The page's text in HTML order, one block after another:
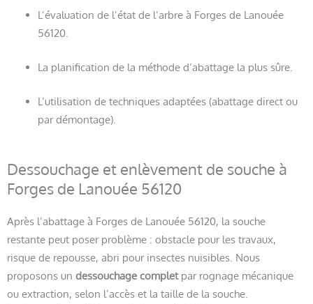
L’évaluation de l’état de l’arbre à Forges de Lanouée
56120.
La planification de la méthode d’abattage la plus sûre.
L’utilisation de techniques adaptées (abattage direct ou
par démontage).
Dessouchage et enlèvement de souche à
Forges de Lanouée 56120
Après l’abattage à Forges de Lanouée 56120, la souche
restante peut poser problème : obstacle pour les travaux,
risque de repousse, abri pour insectes nuisibles. Nous
proposons un dessouchage completpar rognage mécanique
ou extraction, selon l’accès et la taille de la souche.